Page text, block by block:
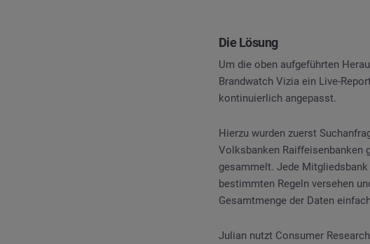
Die Lösung
Um die oben aufgeführten
Brandwatch Vizia ein Live-
kontinuierlich angepasst.
Hierzu wurden zuerst
Volksbanken Raiffeisenbanken
gesammelt. Jede
bestimmten Regeln versehen
Gesamtmenge der Daten
Julian nutzt Consumer